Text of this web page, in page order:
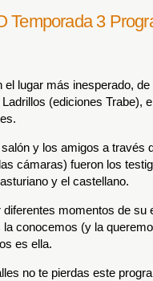
Temporada 3
lugar más inesperado,
(ediciones Trabe),
y los amigos a través
cámaras) fueron los
y el castellano.
momentos de su
conocemos (y la
es ella.
no te pierdas este